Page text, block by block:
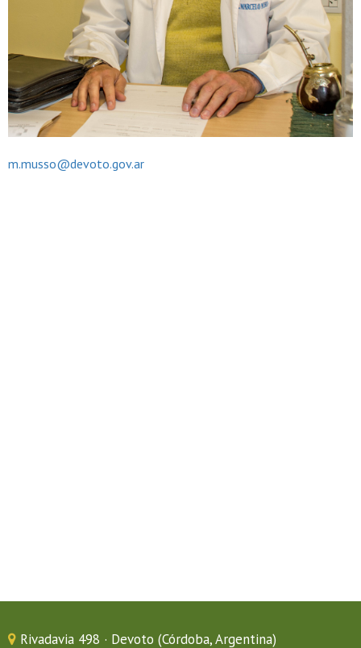
m.musso@devoto.gov.ar
Rivadavia 498 · Devoto (Córdoba, Argentina)